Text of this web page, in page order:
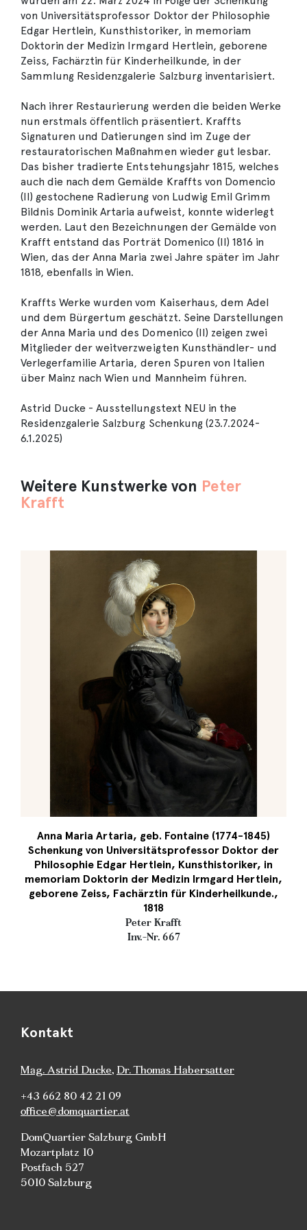
von Universitätsprofessor Doktor der Philosophie
Edgar Hertlein, Kunsthistoriker, in memoriam
Doktorin der Medizin Irmgard Hertlein, geborene
Zeiss, Fachärztin für Kinderheilkunde, in der
Sammlung Residenzgalerie Salzburg inventarisiert.
Nach ihrer Restaurierung werden die beiden Werke
nun erstmals öffentlich präsentiert. Kraffts
Signaturen und Datierungen sind im Zuge der
restauratorischen Maßnahmen wieder gut lesbar.
Das bisher tradierte Entstehungsjahr 1815, welches
auch die nach dem Gemälde Kraffts von Domencio
(II) gestochene Radierung von Ludwig Emil Grimm
Bildnis Dominik Artaria aufweist, konnte widerlegt
werden. Laut den Bezeichnungen der Gemälde von
Krafft entstand das Porträt Domenico (II) 1816 in
Wien, das der Anna Maria zwei Jahre später im Jahr
1818, ebenfalls in Wien.
Kraffts Werke wurden vom Kaiserhaus, dem Adel
und dem Bürgertum geschätzt. Seine Darstellungen
der Anna Maria und des Domenico (II) zeigen zwei
Mitglieder der weitverzweigten Kunsthändler- und
Verlegerfamilie Artaria, deren Spuren von Italien
über Mainz nach Wien und Mannheim führen.
Astrid Ducke - Ausstellungstext NEU in the
Residenzgalerie Salzburg Schenkung (23.7.2024-
6.1.2025)
Weitere Kunstwerke von Peter
Krafft
Anna Maria Artaria, geb. Fontaine (1774-1845)
Schenkung von Universitätsprofessor Doktor der
Philosophie Edgar Hertlein, Kunsthistoriker, in
memoriam Doktorin der Medizin Irmgard Hertlein,
geborene Zeiss, Fachärztin für Kinderheilkunde.,
1818
Peter Krafft
Inv.-Nr. 667
Kontakt
Mag. Astrid Ducke, Dr. Thomas Habersatter
+43 662 80 42 21 09
office@domquartier.at
DomQuartier Salzburg GmbH
Mozartplatz 10
Postfach 527
5010 Salzburg